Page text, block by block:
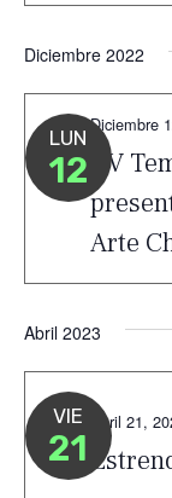
Diciembre 2022
LUN
12 XV
Arte
Diciembre
Abril 2023
VIE
21
Abril 21,